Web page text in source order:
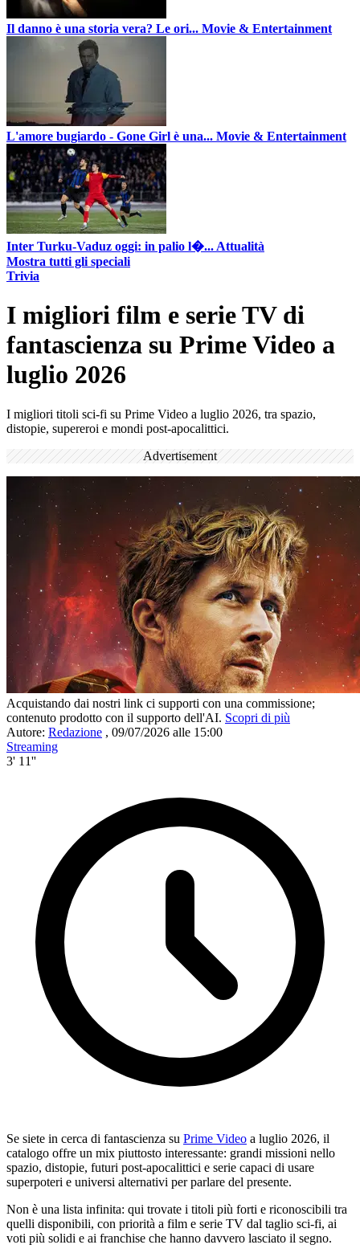
Il danno è una storia vera? Le ori... Movie & Entertainment
L'amore bugiardo - Gone Girl è una... Movie & Entertainment
Inter Turku-Vaduz oggi: in palio l�... Attualità
Mostra tutti gli speciali
Trivia
I migliori film e serie TV di
fantascienza su Prime Video a
luglio 2026
I migliori titoli sci-fi su Prime Video a luglio 2026, tra spazio,
distopie, supereroi e mondi post-apocalittici.
Advertisement
Acquistando dai nostri link ci supporti con una commissione;
contenuto prodotto con il supporto dell'AI. Scopri di più
Autore: Redazione , 09/07/2026 alle 15:00
Streaming
3' 11''
Se siete in cerca di fantascienza su Prime Video a luglio 2026, il
catalogo offre un mix piuttosto interessante: grandi missioni nello
spazio, distopie, futuri post-apocalittici e serie capaci di usare
superpoteri e universi alternativi per parlare del presente.
Non è una lista infinita: qui trovate i titoli più forti e riconoscibili tra
quelli disponibili, con priorità a film e serie TV dal taglio sci-fi, ai
voti più solidi e ai franchise che hanno davvero lasciato il segno.